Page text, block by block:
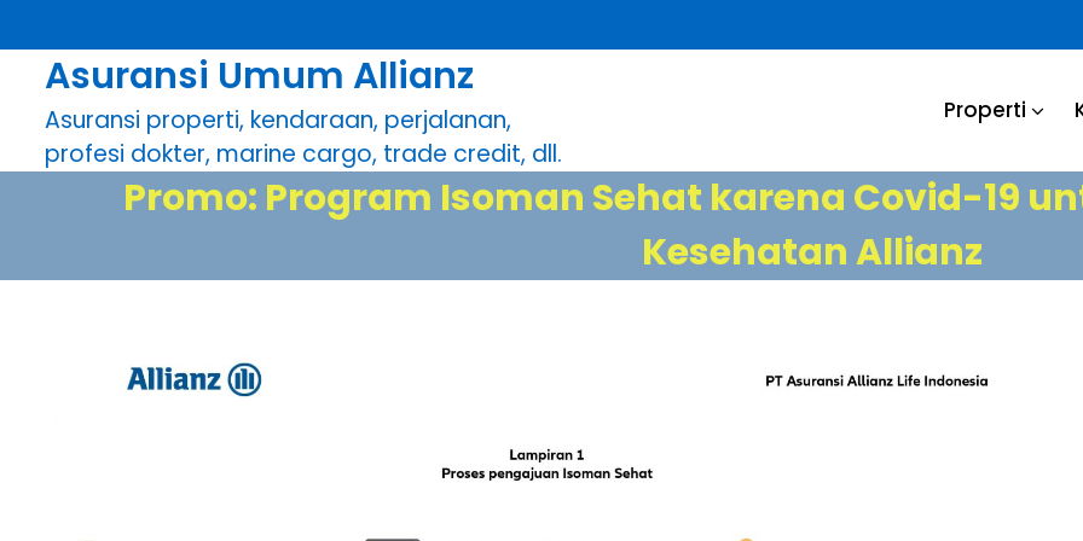
k
o
t
Asuransi Umum Allianz
Asuransi properti, kendaraan, perjalanan,
profesi dokter, marine cargo, trade credit, dll.
Properti
Promo: Program Isoman Sehat karena Covid-19
Kesehatan Allianz